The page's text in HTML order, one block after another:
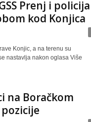
Prenj i policija
kod Konjica
Konjic, a na terenu su
nastavlja nakon oglasa Više
na Boračkom